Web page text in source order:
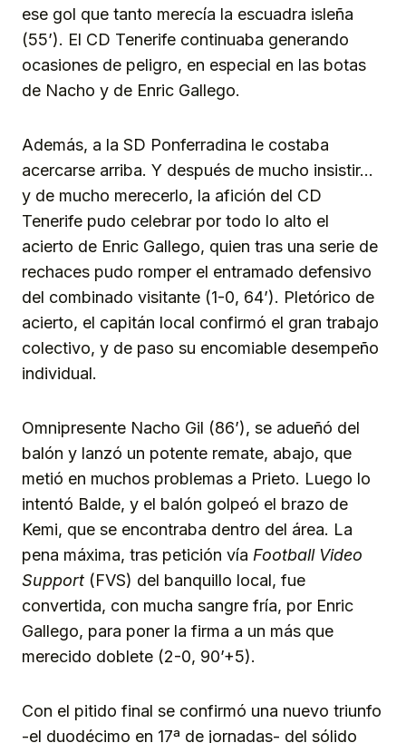
ese gol que tanto merecía la escuadra isleña
(55’). El CD Tenerife continuaba generando
ocasiones de peligro, en especial en las botas
de Nacho y de Enric Gallego.
Además, a la SD Ponferradina le costaba
acercarse arriba. Y después de mucho insistir…
y de mucho merecerlo, la afición del CD
Tenerife pudo celebrar por todo lo alto el
acierto de Enric Gallego, quien tras una serie de
rechaces pudo romper el entramado defensivo
del combinado visitante (1-0, 64’). Pletórico de
acierto, el capitán local confirmó el gran trabajo
colectivo, y de paso su encomiable desempeño
individual.
Omnipresente Nacho Gil (86’), se adueñó del
balón y lanzó un potente remate, abajo, que
metió en muchos problemas a Prieto. Luego lo
intentó Balde, y el balón golpeó el brazo de
Kemi, que se encontraba dentro del área. La
pena máxima, tras petición vía Football Video
Support (FVS) del banquillo local, fue
convertida, con mucha sangre fría, por Enric
Gallego, para poner la firma a un más que
merecido doblete (2-0, 90’+5).
Con el pitido final se confirmó una nuevo triunfo
-el duodécimo en 17ª de jornadas- del sólido